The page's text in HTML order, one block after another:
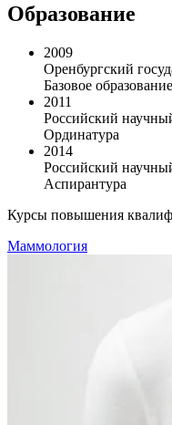
Образование
2009
Оренбургский
Базовое образование
2011
Российский
Ординатура
2014
Российский
Аспирантура
Курсы повышения
Маммология